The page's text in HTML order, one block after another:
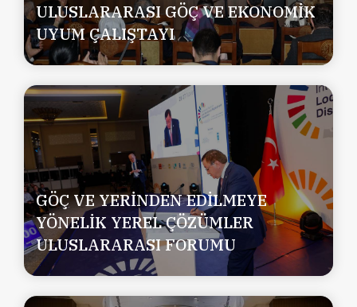
ULUSLARARASI GÖÇ VE EKONOMİK
UYUM ÇALIŞTAYI
GÖÇ VE YERİNDEN EDİLMEYE
YÖNELİK YEREL ÇÖZÜMLER
ULUSLARARASI FORUMU